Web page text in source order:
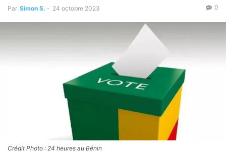
Par Simon S. - 24 octobre 2023 0
Crédit Photo : 24 heures au Bénin